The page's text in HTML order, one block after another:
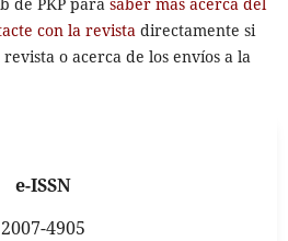
con la revistadirectamente si
o acerca de los envíos a la
e-ISSN
2007-4905